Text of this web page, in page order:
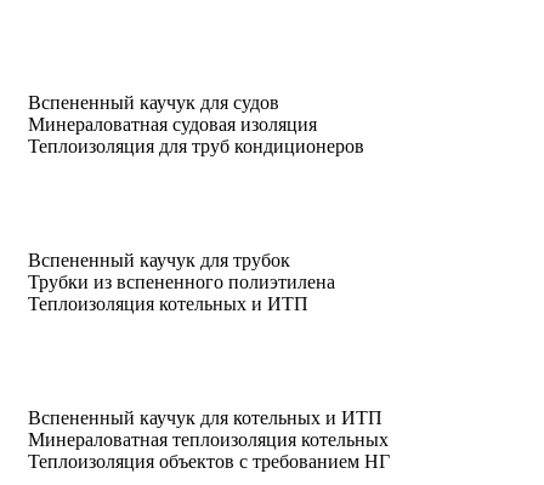
Вспененный каучук для судов
Минераловатная судовая изоляция
Теплоизоляция для труб кондиционеров
Вспененный каучук для трубок
Трубки из вспененного полиэтилена
Теплоизоляция котельных и ИТП
Вспененный каучук для котельных и ИТП
Минераловатная теплоизоляция котельных
Теплоизоляция объектов с требованием НГ